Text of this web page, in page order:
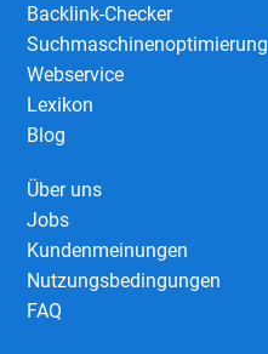
Backlink-Checker
Suchmaschinenoptimierung
Webservice
Lexikon
Blog
Über uns
Jobs
Kundenmeinungen
Nutzungsbedingungen
FAQ